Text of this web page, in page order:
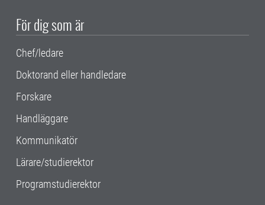
För dig som är
Chef/ledare
Doktorand eller handledare
Forskare
Handläggare
Kommunikatör
Lärare/studierektor
Programstudierektor